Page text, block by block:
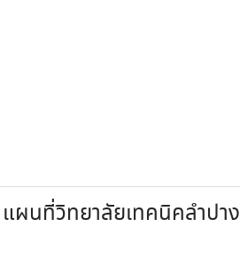
แผนที่วิทยาลัยเทคนิคลำปาง